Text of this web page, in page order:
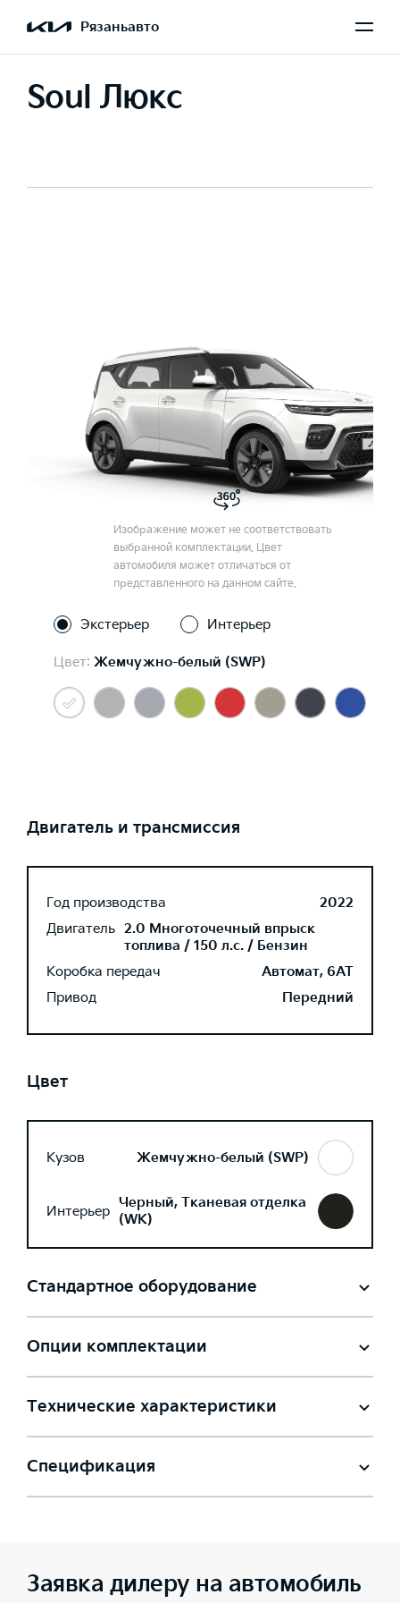
Рязаньавто
Soul Люкс
Изображение может не соответствовать
выбранной комплектации. Цвет
автомобиля может отличаться от
представленного на данном сайте.
Экстерьер Интерьер
Цвет: Жемчужно-белый (SWP)
Двигатель и трансмиссия
Год производства
2022
Двигатель 2.0 Многоточечный впрыск
топлива / 150 л.с. / Бензин
Коробка передач
Автомат, 6AT
Привод
Передний
Цвет
Кузов Жемчужно-белый (SWP)
Интерьер Черный, Тканевая отделка
(WK)
Стандартное оборудование
Опции комплектации
Технические характеристики
Спецификация
Заявка дилеру на автомобиль